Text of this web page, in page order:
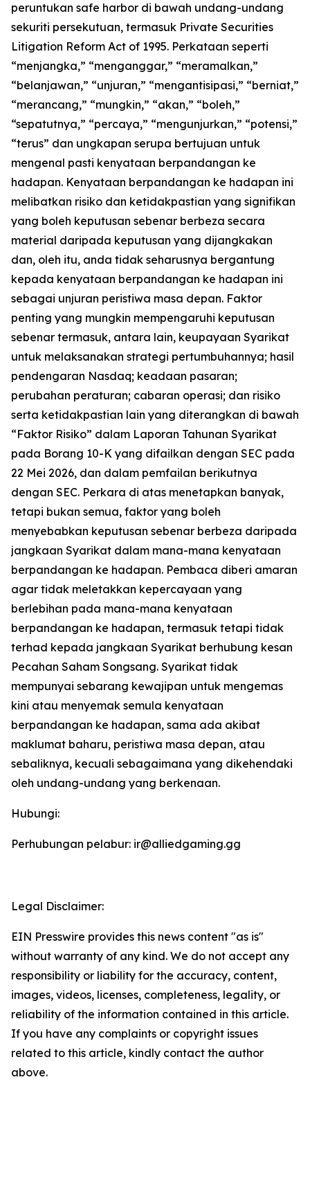
peruntukan safe harbor di bawah undang-undang
sekuriti persekutuan, termasuk Private Securities
Litigation Reform Act of 1995. Perkataan seperti
“menjangka,” “menganggar,” “meramalkan,”
“belanjawan,” “unjuran,” “mengantisipasi,” “berniat,”
“merancang,” “mungkin,” “akan,” “boleh,”
“sepatutnya,” “percaya,” “mengunjurkan,” “potensi,”
“terus” dan ungkapan serupa bertujuan untuk
mengenal pasti kenyataan berpandangan ke
hadapan. Kenyataan berpandangan ke hadapan ini
melibatkan risiko dan ketidakpastian yang signifikan
yang boleh keputusan sebenar berbeza secara
material daripada keputusan yang dijangkakan
dan, oleh itu, anda tidak seharusnya bergantung
kepada kenyataan berpandangan ke hadapan ini
sebagai unjuran peristiwa masa depan. Faktor
penting yang mungkin mempengaruhi keputusan
sebenar termasuk, antara lain, keupayaan Syarikat
untuk melaksanakan strategi pertumbuhannya; hasil
pendengaran Nasdaq; keadaan pasaran;
perubahan peraturan; cabaran operasi; dan risiko
serta ketidakpastian lain yang diterangkan di bawah
“Faktor Risiko” dalam Laporan Tahunan Syarikat
pada Borang 10-K yang difailkan dengan SEC pada
22 Mei 2026, dan dalam pemfailan berikutnya
dengan SEC. Perkara di atas menetapkan banyak,
tetapi bukan semua, faktor yang boleh
menyebabkan keputusan sebenar berbeza daripada
jangkaan Syarikat dalam mana-mana kenyataan
berpandangan ke hadapan. Pembaca diberi amaran
agar tidak meletakkan kepercayaan yang
berlebihan pada mana-mana kenyataan
berpandangan ke hadapan, termasuk tetapi tidak
terhad kepada jangkaan Syarikat berhubung kesan
Pecahan Saham Songsang. Syarikat tidak
mempunyai sebarang kewajipan untuk mengemas
kini atau menyemak semula kenyataan
berpandangan ke hadapan, sama ada akibat
maklumat baharu, peristiwa masa depan, atau
sebaliknya, kecuali sebagaimana yang dikehendaki
oleh undang-undang yang berkenaan.
Hubungi:
Perhubungan pelabur: ir@alliedgaming.gg
Legal Disclaimer:
EIN Presswire provides this news content "as is"
without warranty of any kind. We do not accept any
responsibility or liability for the accuracy, content,
images, videos, licenses, completeness, legality, or
reliability of the information contained in this article.
If you have any complaints or copyright issues
related to this article, kindly contact the author
above.